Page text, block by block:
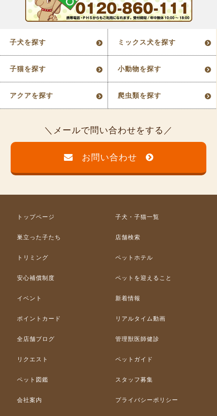
子犬を探す ミックス犬を探す
子猫を探す 小動物を探す
アクアを探す 爬虫類を探す
メールで問い合わせをする
お問い合わせ
トップページ 子犬・子猫一覧
巣立った子たち 店舗検索
トリミング ペットホテル
安心補償制度 ペットを迎えること
イベント 新着情報
ポイントカード リアルタイム動画
全店舗ブログ 管理獣医師健診
リクエスト ペットガイド
ペット図鑑 スタッフ募集
会社案内 プライバシーポリシー